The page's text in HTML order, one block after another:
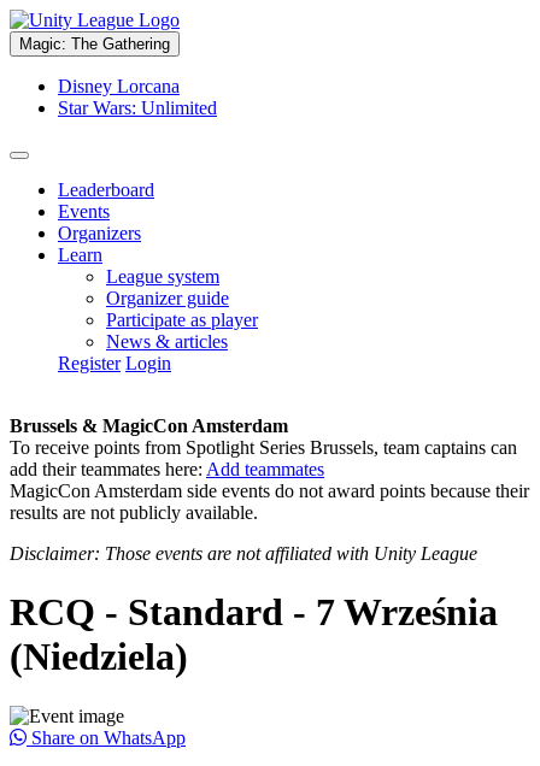
Magic: The Gathering
Disney Lorcana
Star Wars: Unlimited
Leaderboard
Events
Organizers
Learn
League system
Organizer guide
Participate as player
News & articles
Register Login
Brussels & MagicCon Amsterdam
To receive points from Spotlight Series Brussels, team captains can
add their teammates here: Add teammates
MagicCon Amsterdam side events do not award points because their
results are not publicly available.
Disclaimer: Those events are not affiliated with Unity League
RCQ - Standard - 7 Września
(Niedziela)
Share on WhatsApp